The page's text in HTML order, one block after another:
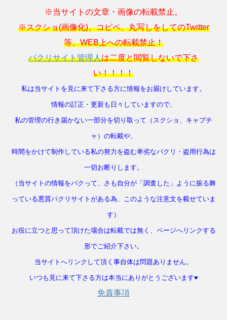
※当サイトの文章・画像の転載禁止。
※スクショ(画像化)、コピペ、丸写しをしてのTwitter
等、WEB上への転載禁止！
パクリサイト管理人は二度と閲覧しないで下さ
い！！！！
私は当サイトを見に来て下さる方に情報をお届けしています。
情報の訂正・更新も日々していますので、
私の管理の行き届かない一部分を切り取って（スクショ、キャプチ
ャ）の転載や、
時間をかけて制作している私の努力を盗む卑劣なパクリ・盗用行為は
一切お断りします。
（当サイトの情報をパクって、さも自分が「調査した」ように振る舞
っている悪質パクリサイトがある為、このような注意文を載せていま
す）
お役に立つと思って頂けた場合は転載では無く、ページへリンクする
形でご紹介下さい。
当サイトへリンクして頂く事自体は問題ありません。
いつも見に来て下さる方は本当にありがとうございます♥
免責事項